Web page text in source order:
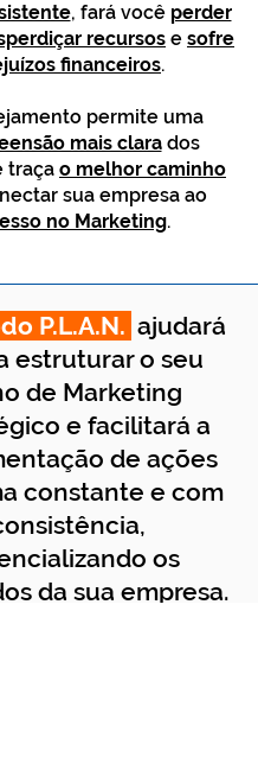
, fará você perder
recursos e sofre
financeiros.
permite uma
mais clarados
traça o melhor caminho
sua empresa ao
no Marketing.
P.L.A.N. ajudará
estruturar o seu
de Marketing
e facilitará a
de ações
constante e com
os
da sua empresa.